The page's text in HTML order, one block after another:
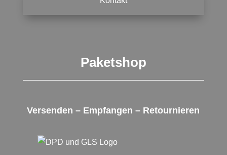
Paketshop
Versenden – Empfangen – Retournieren